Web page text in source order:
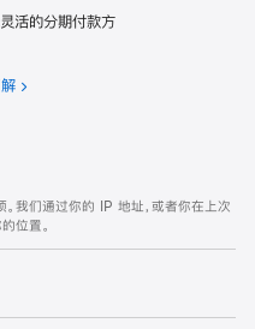
活的分期付款方
分
我们通过你的 IP 地址，或者你在上次
位置。